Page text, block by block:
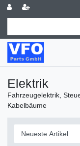
Elektrik
Fahrzeugelektrik,
Kabelbäume